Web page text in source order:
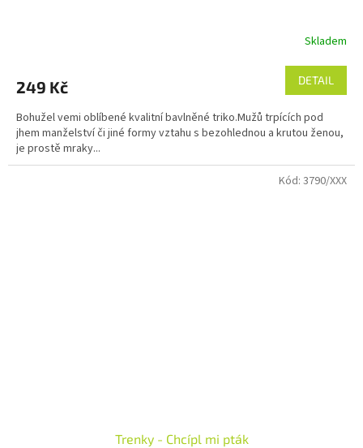
je
z
5
hvězdiček.
Skladem
249 Kč DETAIL
Bohužel vemi oblíbené kvalitní bavlněné triko.Mužů trpících pod
jhem manželství či jiné formy vztahu s bezohlednou a krutou ženou,
je prostě mraky...
Trenky - Chcípl mi pták
Kód: 3790/XXX